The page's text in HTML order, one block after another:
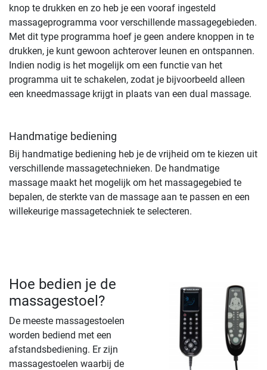
knop te drukken en zo heb je een vooraf ingesteld
massageprogramma voor verschillende massagegebieden.
Met dit type programma hoef je geen andere knoppen in te
drukken, je kunt gewoon achterover leunen en ontspannen.
Indien nodig is het mogelijk om een functie van het
programma uit te schakelen, zodat je bijvoorbeeld alleen
een kneedmassage krijgt in plaats van een dual massage.
Handmatige bediening
Bij handmatige bediening heb je de vrijheid om te kiezen uit
verschillende massagetechnieken. De handmatige
massage maakt het mogelijk om het massagegebied te
bepalen, de sterkte van de massage aan te passen en een
willekeurige massagetechniek te selecteren.
Hoe bedien je de
massagestoel?
De meeste massagestoelen
worden bediend met een
afstandsbediening. Er zijn
massagestoelen waarbij de